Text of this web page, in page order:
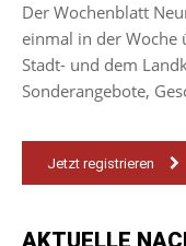
Der Wochenblatt
einmal in der Woche
Stadt- und dem
Sonderangebote,
Jetzt registrieren